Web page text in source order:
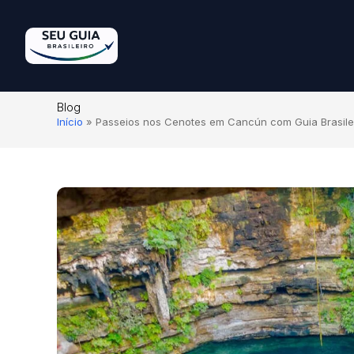
Blog
Início » Passeios nos Cenotes em Cancún com Guia